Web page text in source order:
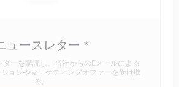
ュースレター *
ターを購読し、当社からのEメールによる
ョンやマーケティングオファーを受け取
る。